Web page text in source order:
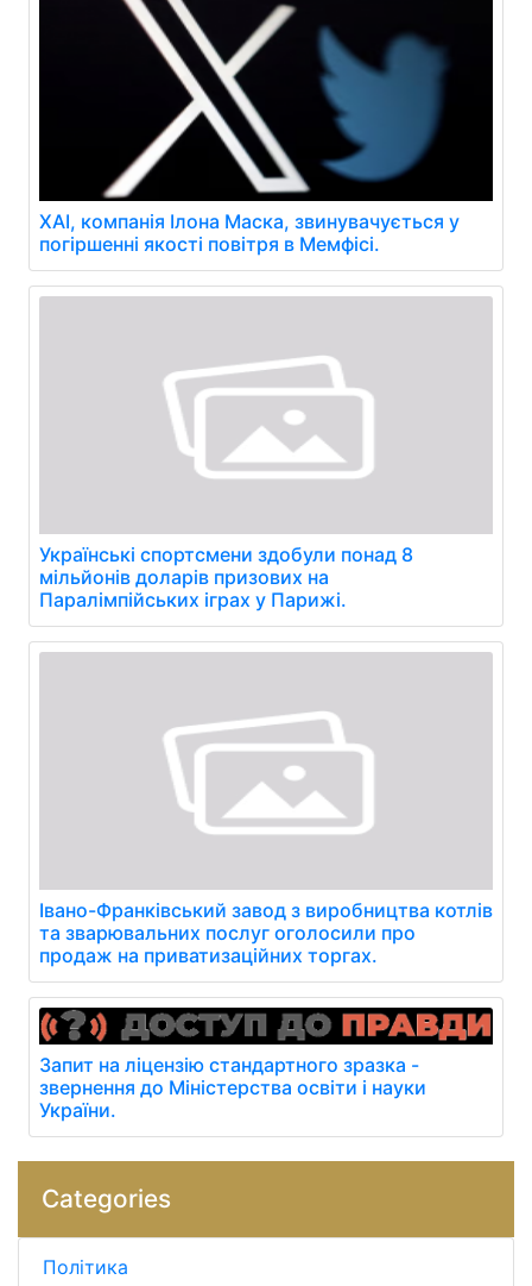
XAI, компанія Ілона Маска, звинувачується у
погіршенні якості повітря в Мемфісі.
Українські спортсмени здобули понад 8
мільйонів доларів призових на
Паралімпійських іграх у Парижі.
Івано-Франківський завод з виробництва котлів
та зварювальних послуг оголосили про
продаж на приватизаційних торгах.
Запит на ліцензію стандартного зразка -
звернення до Міністерства освіти і науки
України.
Categories
Політика